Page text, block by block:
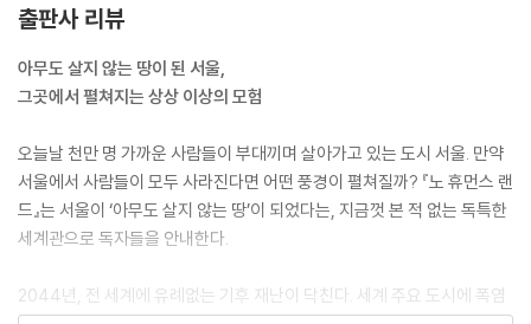
있어서는 안 되는 것이 존재한다. 마주친 눈빛에서 한나와 나는 같은 생각
--- p.33
손끝에 닿는다. 나는 고개를 들어 찬찬히 주변을 관찰한다. 흙이 조금이라
도 있는 곳에는 바싹 마른 이파리가 말라 죽은 불가사리처럼 붙어 있고, 그
위로 이런 줄기가 너저분하게 흩어져 있다. 나는 줄기를 꺾어 든다. 줄기 끝
에는 언뜻 민들레 씨앗처럼 보이는 구 형태의 꽃이 달려 있는데, 내 주먹보
다. 후, 하고 불면 날아가는 민들레 씨앗과는 다르게 꽃은 꽤 단단하게 굳어
출판사 리뷰
아무도 살지 않는 땅이 된 서울,
그곳에서 펼쳐지는 상상 이상의 모험
오늘날 천만 명 가까운 사람들이 부대끼며 살아가고 있는 도시 서울. 만약
서울에서 사람들이 모두 사라진다면 어떤 풍경이 펼쳐질까? 『노 휴먼스 랜
드』는 서울이 ‘아무도 살지 않는 땅’이 되었다는, 지금껏 본 적 없는 독특한
세계관으로 독자들을 안내한다.
2044년, 전 세계에 유례없는 기후 재난이 닥친다. 세계 주요 도시에 폭염